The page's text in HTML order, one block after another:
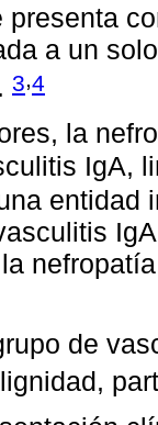
presenta
a un
3,4
la
IgA,
entidad
de